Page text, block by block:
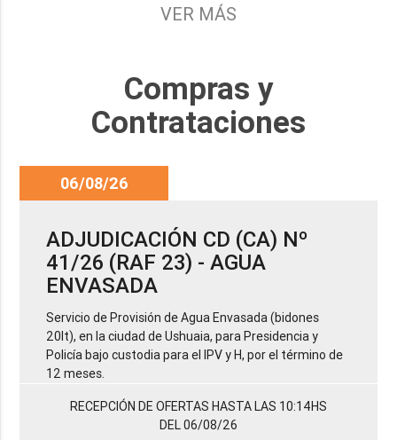
Provincia y del Servicio Penitenciario.
VER MÁS
Compras y
Contrataciones
06/08/26
ADJUDICACIÓN CD (CA) Nº
41/26 (RAF 23) - AGUA
ENVASADA
Servicio de Provisión de Agua Envasada (bidones
20lt), en la ciudad de Ushuaia, para Presidencia y
Policía bajo custodia para el IPV y H, por el término de
12 meses.
RECEPCIÓN DE OFERTAS HASTA LAS 10:14HS
DEL 06/08/26